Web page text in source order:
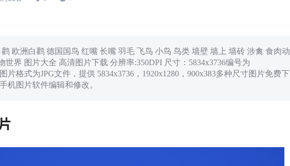
欧洲白鹳 德国国鸟 红嘴 长嘴 羽毛 飞鸟 小鸟 鸟类 墙壁 墙上 墙砖 涉禽 食肉动
世界 图片大全 高清图片下载 分辨率:350DPI 尺寸：5834x3736编号为
片格式为JPG文件，提供 5834x3736，1920x1280，900x383多种尺寸图片免费下
机图片软件编辑和修改。